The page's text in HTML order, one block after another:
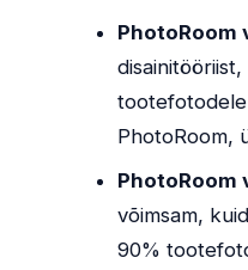
PhotoRoom
PhotoRoom,
PhotoRoom
võimsam,
90%